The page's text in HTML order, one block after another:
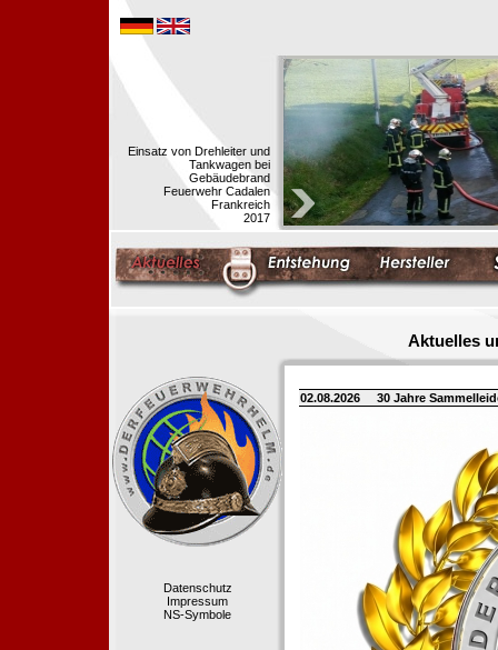
Einsatz von Drehleiter und
Tankwagen bei
Gebäudebrand
Feuerwehr Cadalen
Frankreich
2017
Aktuelles
Datenschutz
Impressum
NS-Symbole
02.08.2026 30 Jahre